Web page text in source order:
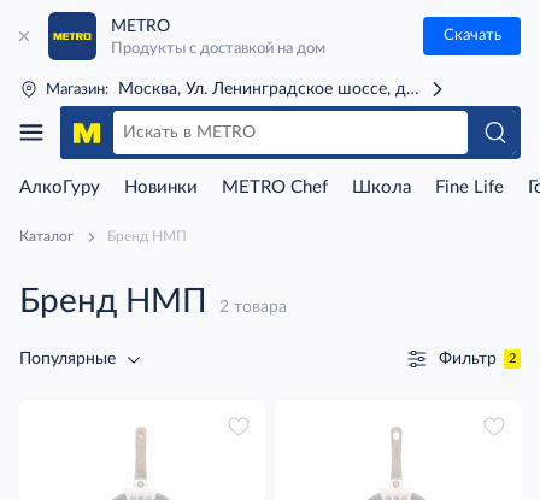
METRO
Продукты с доставкой на дом
Скачать
Магазин: Москва, Ул. Ленинградское шоссе, д. 71Г (м. Речной
АлкоГуру Новинки METRO Chef Школа Fine Life
Каталог Бренд НМП
Бренд НМП 2 товара
Популярные Фильтр 2